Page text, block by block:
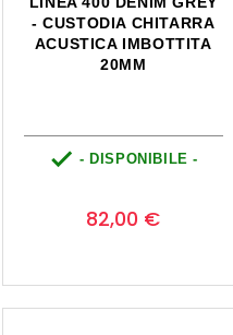
- CUSTODIA CHITARRA
ACUSTICA IMBOTTITA
20MM
 - DISPONIBILE -
82,00 €